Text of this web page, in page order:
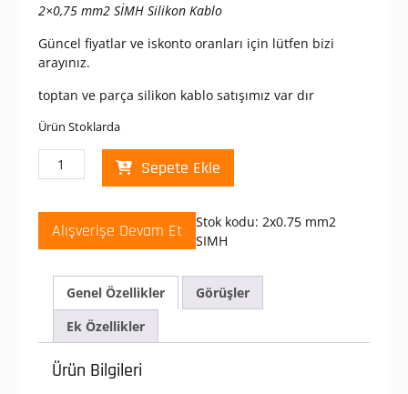
₺ 56,00. fiyat:
₺ 39,50.
2×0,75 mm2 SİMH Silikon Kablo
Güncel fiyatlar ve iskonto oranları için lütfen bizi
arayınız.
toptan ve parça silikon kablo satışımız var dır
Ürün Stoklarda
2x0,75
mm2
Silikon
Kablo
adet
Sepete Ekle
Alışverişe Devam Et Stok kodu: 2x0.75 mm2
SIMH
Genel Özellikler
Görüşler
Ek Özellikler
Ürün Bilgileri